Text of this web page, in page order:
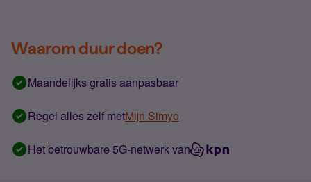
Waarom duur doen?
Maandelijks gratis aanpasbaar
Regel alles zelf metMijn Simyo
Het betrouwbare 5G-netwerk van